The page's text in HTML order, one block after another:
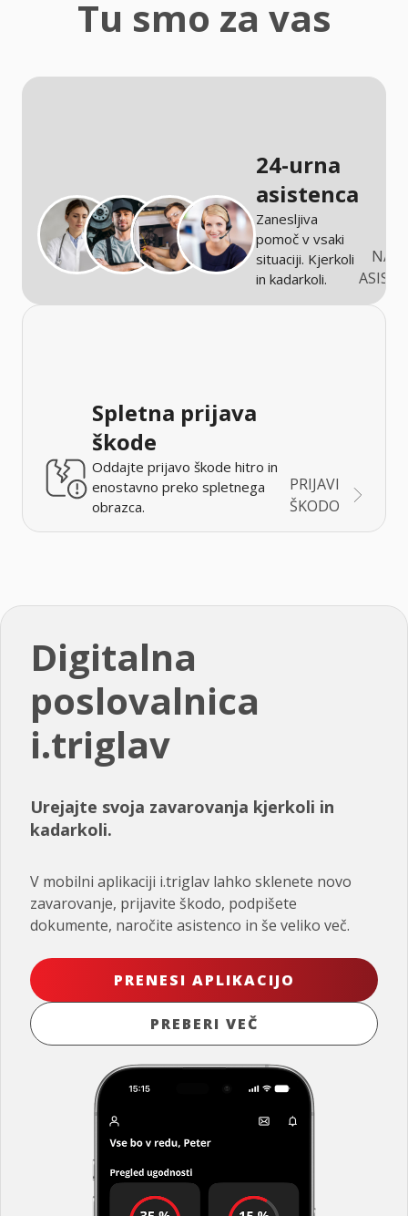
Tu smo za vas
24-urna
asistenca
Zanesljiva
pomoč v vsaki
situaciji. Kjerkoli
in kadarkoli.
Spletna prijava
škode
Oddajte prijavo škode hitro in
enostavno preko spletnega
obrazca.
PRIJAVI
ŠKODO
Digitalna
poslovalnica
i.triglav
Urejajte svoja zavarovanja kjerkoli in
kadarkoli.
V mobilni aplikaciji i.triglav lahko sklenete novo
zavarovanje, prijavite škodo, podpišete
dokumente, naročite asistenco in še veliko več.
PRENESI APLIKACIJO
PREBERI VEČ